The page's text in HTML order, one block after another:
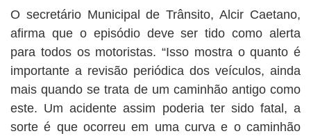
O secretário Municipal de Trânsito, Alcir Caetano,
afirma que o episódio deve ser tido como alerta
para todos os motoristas. “Isso mostra o quanto é
importante a revisão periódica dos veículos, ainda
mais quando se trata de um caminhão antigo como
este. Um acidente assim poderia ter sido fatal, a
sorte é que ocorreu em uma curva e o caminhão